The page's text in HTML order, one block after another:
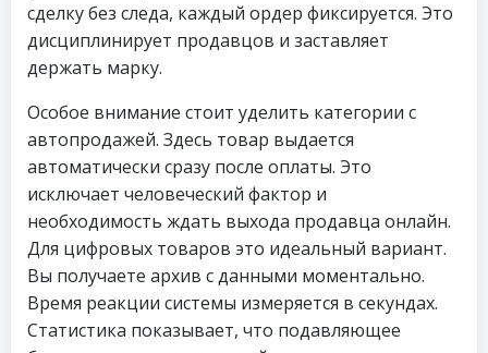
сделку без следа, каждый ордер фиксируется. Это
дисциплинирует продавцов и заставляет
держать марку.
Особое внимание стоит уделить категории с
автопродажей. Здесь товар выдается
автоматически сразу после оплаты. Это
исключает человеческий фактор и
необходимость ждать выхода продавца онлайн.
Для цифровых товаров это идеальный вариант.
Вы получаете архив с данными моментально.
Время реакции системы измеряется в секундах.
Статистика показывает, что подавляющее